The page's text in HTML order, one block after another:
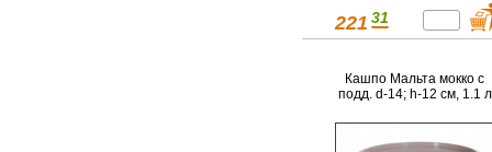
221 31
Кашпо Мальта мокко с
подд. d-14; h-12 см, 1.1 л